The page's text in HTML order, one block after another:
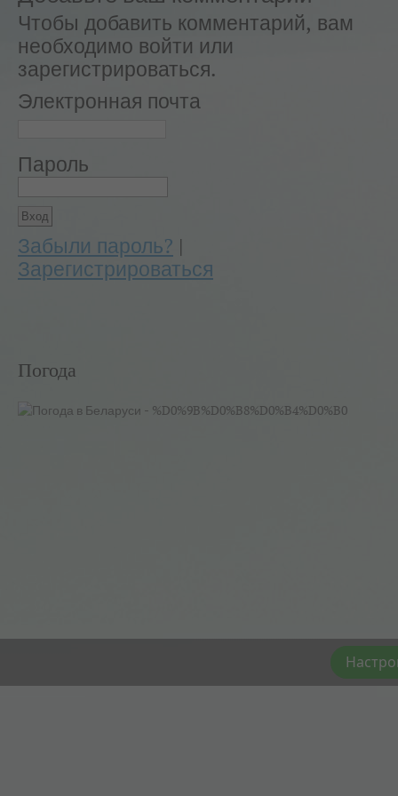
Чтобы добавить комментарий, вам
необходимо войти или
зарегистрироваться.
Электронная почта
Пароль
Забыли пароль? |
Зарегистрироваться
Погода